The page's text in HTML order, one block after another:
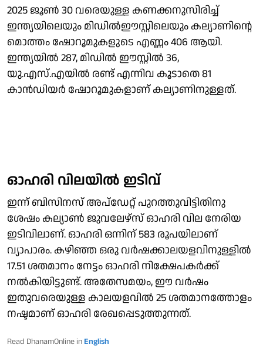
2025 ജൂണ്‍ 30 വരെയുള്ള കണക്കനുസിരിച്ച്
ഇന്ത്യയിലെയും മിഡില്‍ഈസ്റ്റിലെയും കല്യാണിന്റെ
മൊത്തം ഷോറൂമുകളുടെ എണ്ണം 406 ആയി.
ഇന്ത്യയില്‍ 287, മിഡില്‍ ഈസ്റ്റില്‍ 36,
യു.എസ്.എയില്‍ രണ്ട് എന്നിവ കൂടാതെ 81
കാന്‍ഡിയര്‍ ഷോറൂമുകളാണ് കല്യാണിനുള്ളത്.
ഓഹരി വിലയില്‍ ഇടിവ്
ഇന്ന് ബിസിനസ് അപ്‌ഡേറ്റ് പുറത്തുവിട്ടിതിനു
ശേഷം കല്യാണ്‍ ജുവലേഴ്‌സ് ഓഹരി വില നേരിയ
ഇടിവിലാണ്. ഓഹരി ഒന്നിന് 583 രൂപയിലാണ്
വ്യാപാരം. കഴിഞ്ഞ ഒരു വര്‍ഷക്കാലയളവിനുള്ളില്‍
17.51 ശതമാനം നേട്ടം ഓഹരി നിക്ഷേപകര്‍ക്ക്
നല്‍കിയിട്ടുണ്ട്. അതേസമയം, ഈ വര്‍ഷം
ഇതുവരെയുള്ള കാലയളവില്‍ 25 ശതമാനത്തോളം
നഷ്ടമാണ് ഓഹരി രേഖപ്പെടുത്തുന്നത്.
Read DhanamOnline in English